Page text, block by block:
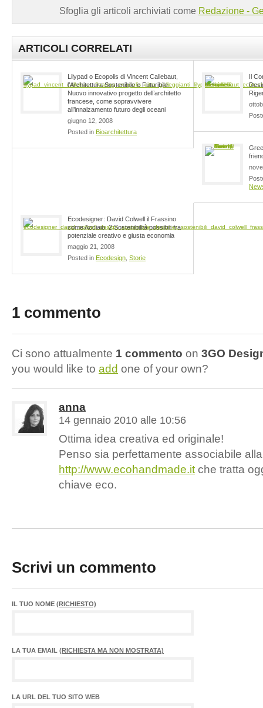
Sfoglia gli articoli archiviati come Redazione -
ARTICOLI CORRELATI
Lilypad o Ecopolis di Vincent Callebaut,
l’Architettura Sostenibile e Futuribile.
Nuovo innovativo progetto dell’architetto
francese, come sopravvivere
all’innalzamento futuro degli oceani
giugno 12, 2008
Posted in Bioarchitettura
Il
Ecodesigner: David Colwell il Frassino
come Acciaio. 2 Sostenibilità possibili fra
potenziale creativo e giusta economia
maggio 21, 2008
Posted in Ecodesign Storie
1 commento
Ci sono attualmente 1 commento on 3GO
you would like to add one of your own?
anna
14 gennaio 2010 alle 10:56
Ottima idea creativa ed originale!
Penso sia perfettamente associabile
http://www.ecohandmade.it che tratta
chiave eco.
Scrivi un commento
IL TUO NOME (RICHIESTO)
LA TUA EMAIL (RICHIESTA MA NON MOSTRATA)
LA URL DEL TUO SITO WEB